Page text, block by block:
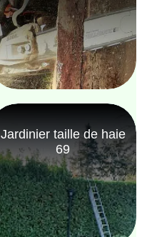
Jardinier taille de haie
69